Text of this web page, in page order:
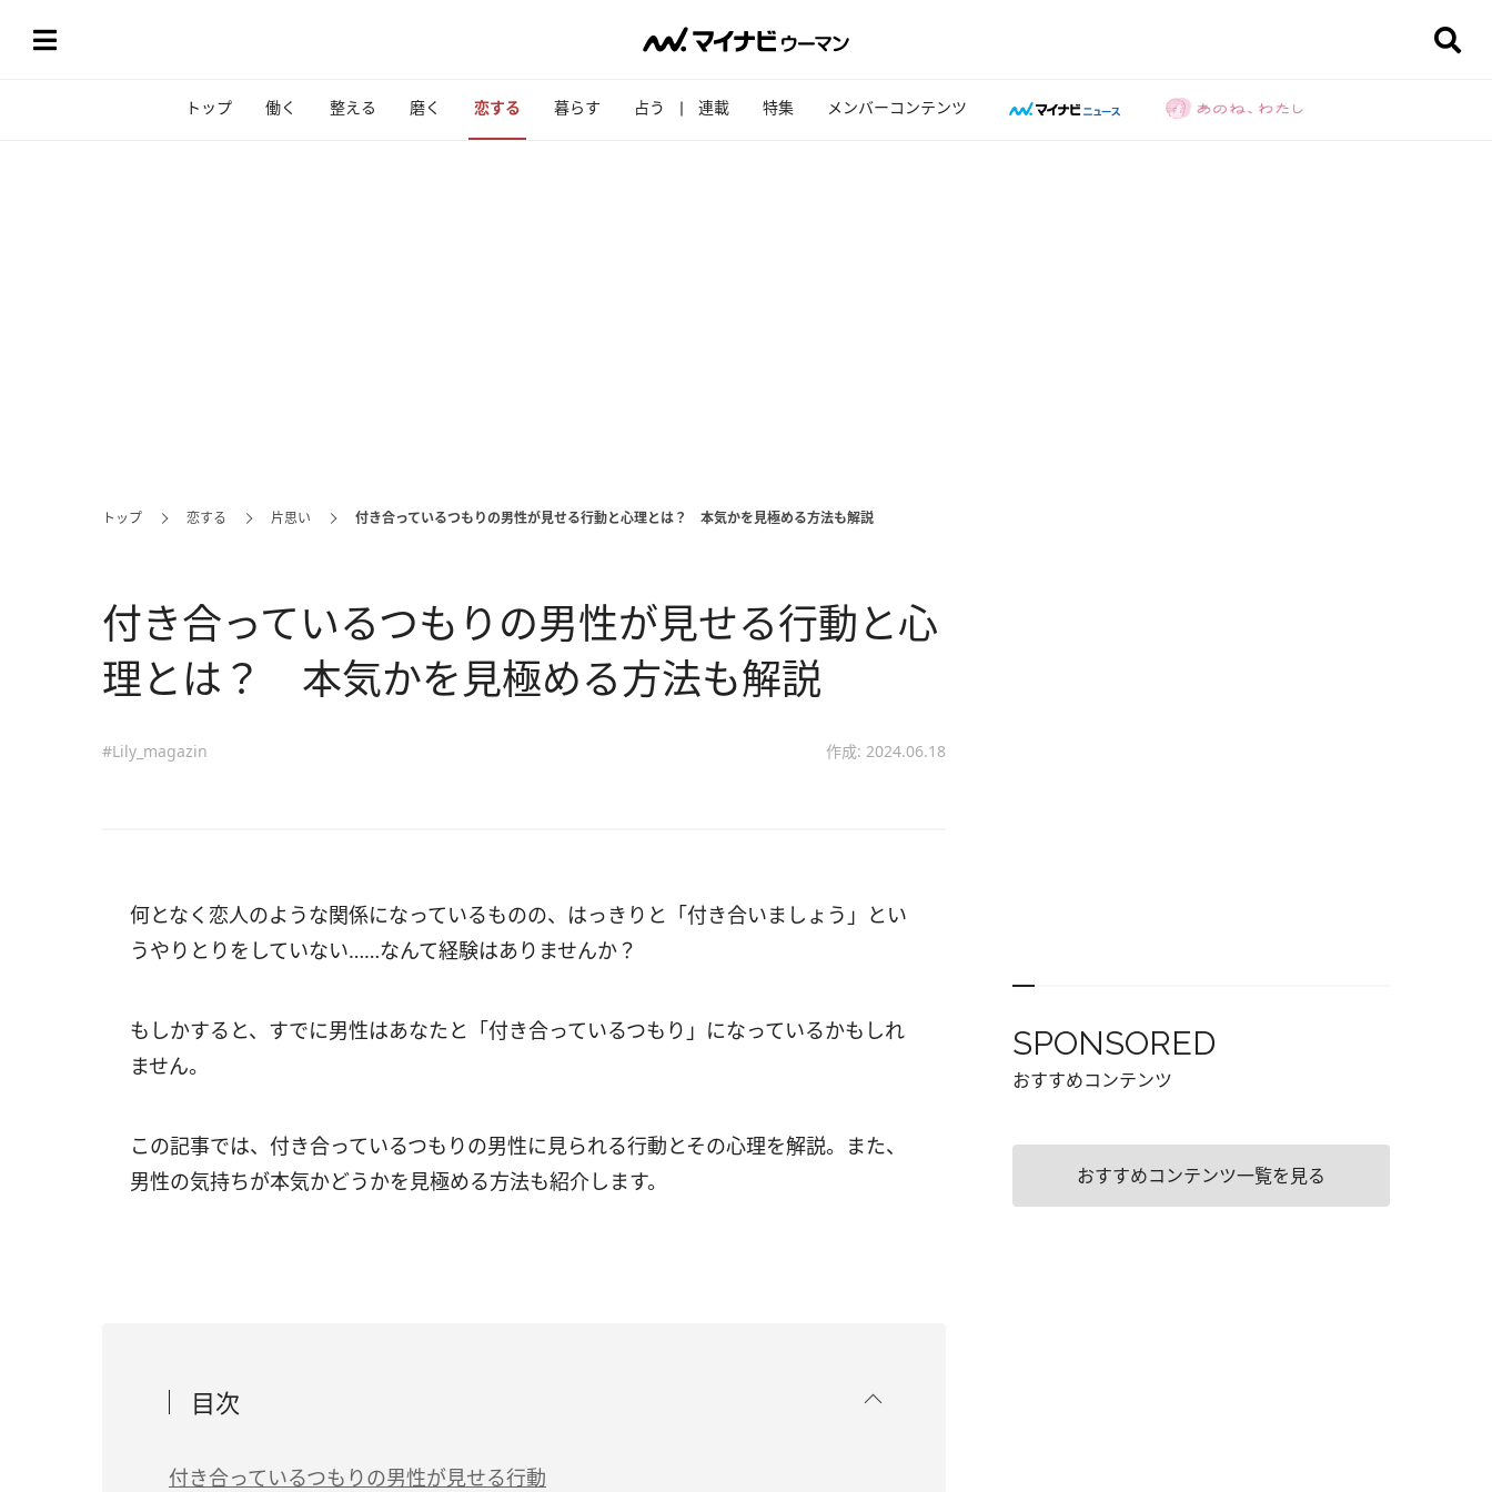
トップ 働く 整える 磨く 恋する 暮らす 占う 連載 特集 メンバーコンテンツ
トップ 恋する 片思い 付き合っているつもりの男性が見せる行動と心理とは？ 本気かを見極める方法も解説
付き合っているつもりの男性が見せる行動と心
理とは？ 本気かを見極める方法も解説
#Lily_magazin 作成: 2024.06.18
何となく恋人のような関係になっているものの、はっきりと「付き合いましょう」とい
うやりとりをしていない……なんて経験はありませんか？
もしかすると、すでに男性はあなたと「付き合っているつもり」になっているかもしれ
ません。
この記事では、付き合っているつもりの男性に見られる行動とその心理を解説。また、
男性の気持ちが本気かどうかを見極める方法も紹介します。
目次
付き合っているつもりの男性が見せる行動
SPONSORED
おすすめコンテンツ
おすすめコンテンツ一覧を見る